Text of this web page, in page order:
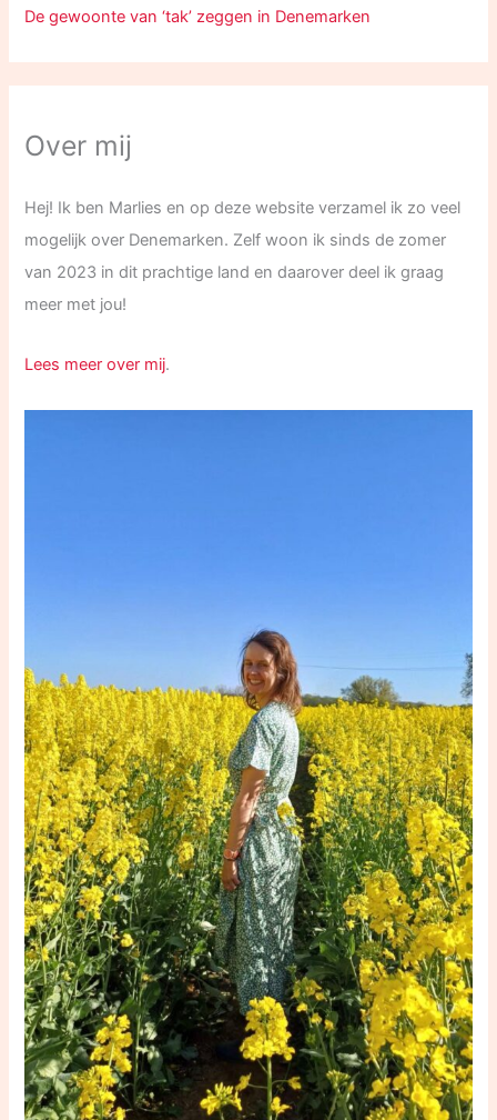
De gewoonte van ‘tak’ zeggen in Denemarken
Over mij
Hej! Ik ben Marlies en op deze website verzamel ik zo veel
mogelijk over Denemarken. Zelf woon ik sinds de zomer
van 2023 in dit prachtige land en daarover deel ik graag
meer met jou!
Lees meer over mij.